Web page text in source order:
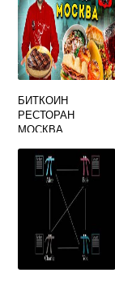
БИТКОИН
РЕСТОРАН
МОСКВА